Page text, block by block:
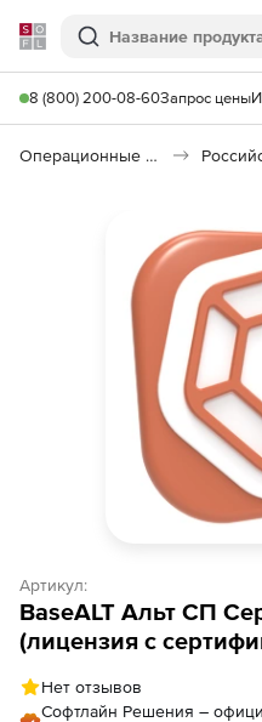
Softline
Поиск
8 (800) 200-08-60Запрос цены
Операционные системы
Артикул:
BaseALT Альт СП
(лицензия с
контейнеризации /
Нет отзывов
Софтлайн Решения –